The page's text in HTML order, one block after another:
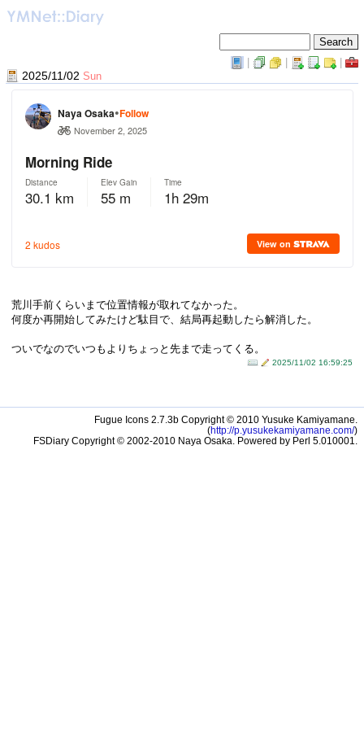
| | |
2025/11/02 Sun
荒川手前くらいまで位置情報が取れてなかった。
何度か再開始してみたけど駄目で、結局再起動したら解消した。
ついでなのでいつもよりちょっと先まで走ってくる。
2025/11/02 16:59:25
Fugue Icons 2.7.3b Copyright © 2010 Yusuke Kamiyamane.
(http://p.yusukekamiyamane.com/)
FSDiary Copyright © 2002-2010 Naya Osaka. Powered by Perl 5.010001.